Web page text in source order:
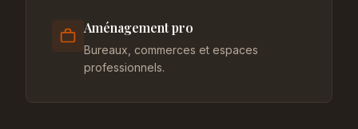
Aménagement pro
Bureaux, commerces et espaces
professionnels.